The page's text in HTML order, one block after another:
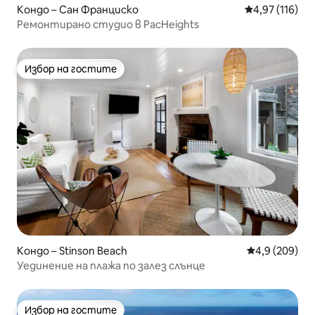
Кондо – Сан Франциско Средна
4,97 (116)
Ремонтирано студио в PacHeights
Избор на гостите
Избор на гостите
Кондо – Stinson Beach Средна
4,9 (209)
Уединение на плажа по залез слънце
Избор на гостите